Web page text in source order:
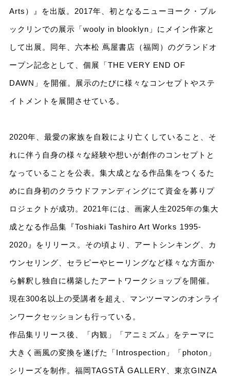
Arts）』を出版。2017年、初となるニューヨーク・ブル
ックリンでの展示「wooly in blooklyn」にメイン作家と
して出展。同年、六本松 蔦屋書店（福岡）のグランドオ
ープン記念として、個展「THE VERY END OF
DAWN」を開催。展示のたびに様々なコンセプトやステ
イトメントを展開させている。
2020年、最愛の家族を自殺により亡くしていること、そ
れに伴う自身の様々な経験や想いが創作のコンセプトと
なっていることを公表。集大成となる作品集をつくるた
めに自身初のクラウドファンディングにて資金を募りプ
ロジェクトが成功。2021年には、画家人生2025年の集大
成となる作品集『Toshiaki Tashiro Art Works 1995-
2020』をリリース。その頃より、アートシンキング、カ
ウンセリング、セラピーやヒーリングなど様々な方面か
ら解釈し独自に構築したアートワークショップを開催。
現在300名以上の受講者を超え、マンツーマンのオンライ
ンワークセッションも行っている。
作品集リリース後、「内観」「アニミズム」をテーマに
大きく画風の変換を遂げた「Introspection」「photon」
シリーズを制作。福岡TAGSTÅ GALLERY、東京GINZA